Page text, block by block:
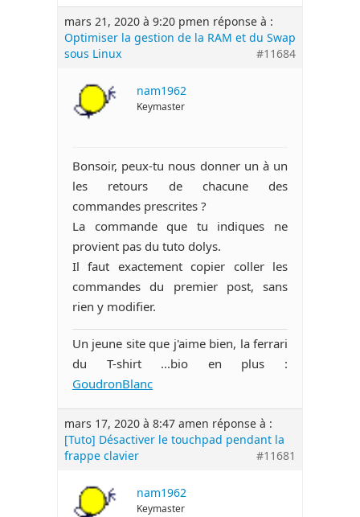
mars 21, 2020 à 9:20 pmen réponse à :
Optimiser la gestion de la RAM et du Swap
sous Linux
#11684
nam1962
Keymaster
Bonsoir, peux-tu nous donner un à un
les retours de chacune des
commandes prescrites ?
La commande que tu indiques ne
provient pas du tuto dolys.
Il faut exactement copier coller les
commandes du premier post, sans
rien y modifier.
Un jeune site que j'aime bien, la ferrari
du T-shirt ...bio en plus :
GoudronBlanc
mars 17, 2020 à 8:47 amen réponse à :
[Tuto] Désactiver le touchpad pendant la
frappe clavier
#11681
nam1962
Keymaster